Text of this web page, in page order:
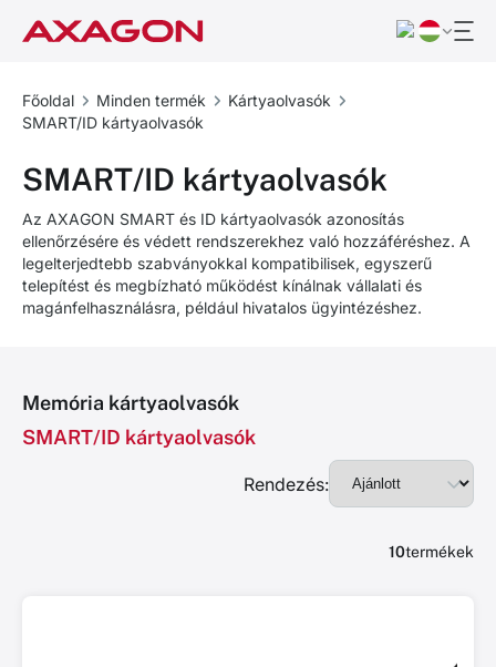
Főoldal Minden termék
Kártyaolvasók
SMART/ID kártyaolvasók
SMART/ID kártyaolvasók
Az AXAGON SMART és ID kártyaolvasók azonosítás
ellenőrzésére és védett rendszerekhez való hozzáféréshez. A
legelterjedtebb szabványokkal kompatibilisek, egyszerű
telepítést és megbízható működést kínálnak vállalati és
magánfelhasználásra, például hivatalos ügyintézéshez.
Memória kártyaolvasók
SMART/ID kártyaolvasók
Rendezés:
10termékek